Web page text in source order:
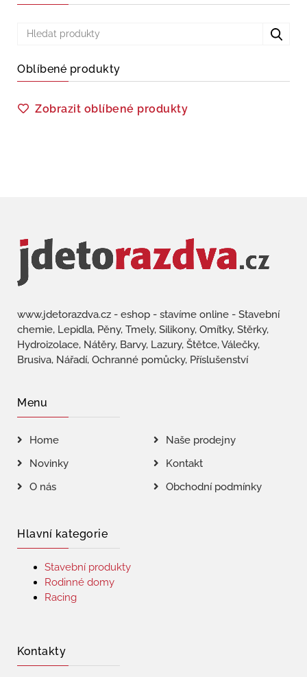
Oblíbené produkty
Zobrazit oblíbené produkty
www.jdetorazdva.cz - eshop - stavíme online - Stavební
chemie, Lepidla, Pěny, Tmely, Silikony, Omítky, Stěrky,
Hydroizolace, Nátěry, Barvy, Lazury, Štětce, Válečky,
Brusiva, Nářadí, Ochranné pomůcky, Příslušenství
Menu
Home
Naše prodejny
Novinky
Kontakt
O nás
Obchodní podmínky
Hlavní kategorie
Stavební produkty
Rodinné domy
Racing
Kontakty